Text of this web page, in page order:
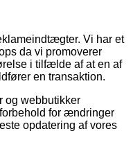
Vi har et
da vi promoverer
i tilfælde af at en af
en transaktion.
og webbutikker
for ændringer
opdatering af vores